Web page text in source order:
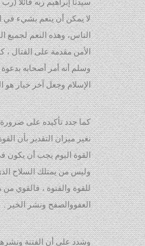
سيدنا إبراهيم ربه قائلا (رب
لا يمكن أن ينعم بشيء في
الناس، وهذه النعم لجميع
الأمن مقدمة على القتال ،
وسلم أنه أمر أصحابه بدعوة
الإسلام وجعل آخر خيار هو
كما جدد تأكيده على ضرورة
نغير ميزان التقدير بأن
القوة اليوم يجب أن يكون
وليس من يمتلك السلاح
للقوة والفتوة ، فالقوي
العفووالصفح ونشر الخير .
وشدد على أن الفتنة ونشرها